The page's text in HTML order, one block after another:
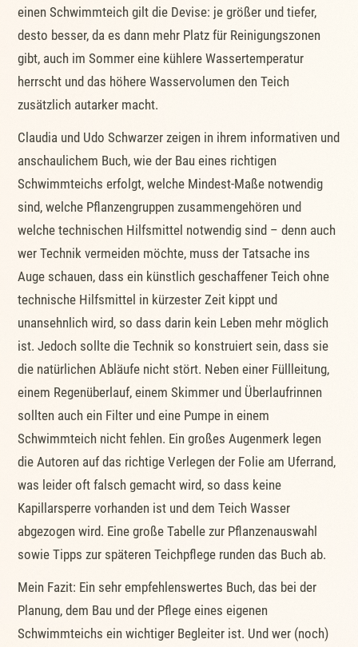
einen Schwimmteich gilt die Devise: je größer und tiefer,
desto besser, da es dann mehr Platz für Reinigungszonen
gibt, auch im Sommer eine kühlere Wassertemperatur
herrscht und das höhere Wasservolumen den Teich
zusätzlich autarker macht.
Claudia und Udo Schwarzer zeigen in ihrem informativen und
anschaulichem Buch, wie der Bau eines richtigen
Schwimmteichs erfolgt, welche Mindest-Maße notwendig
sind, welche Pflanzengruppen zusammengehören und
welche technischen Hilfsmittel notwendig sind – denn auch
wer Technik vermeiden möchte, muss der Tatsache ins
Auge schauen, dass ein künstlich geschaffener Teich ohne
technische Hilfsmittel in kürzester Zeit kippt und
unansehnlich wird, so dass darin kein Leben mehr möglich
ist. Jedoch sollte die Technik so konstruiert sein, dass sie
die natürlichen Abläufe nicht stört. Neben einer Füllleitung,
einem Regenüberlauf, einem Skimmer und Überlaufrinnen
sollten auch ein Filter und eine Pumpe in einem
Schwimmteich nicht fehlen. Ein großes Augenmerk legen
die Autoren auf das richtige Verlegen der Folie am Uferrand,
was leider oft falsch gemacht wird, so dass keine
Kapillarsperre vorhanden ist und dem Teich Wasser
abgezogen wird. Eine große Tabelle zur Pflanzenauswahl
sowie Tipps zur späteren Teichpflege runden das Buch ab.
Mein Fazit: Ein sehr empfehlenswertes Buch, das bei der
Planung, dem Bau und der Pflege eines eigenen
Schwimmteichs ein wichtiger Begleiter ist. Und wer (noch)